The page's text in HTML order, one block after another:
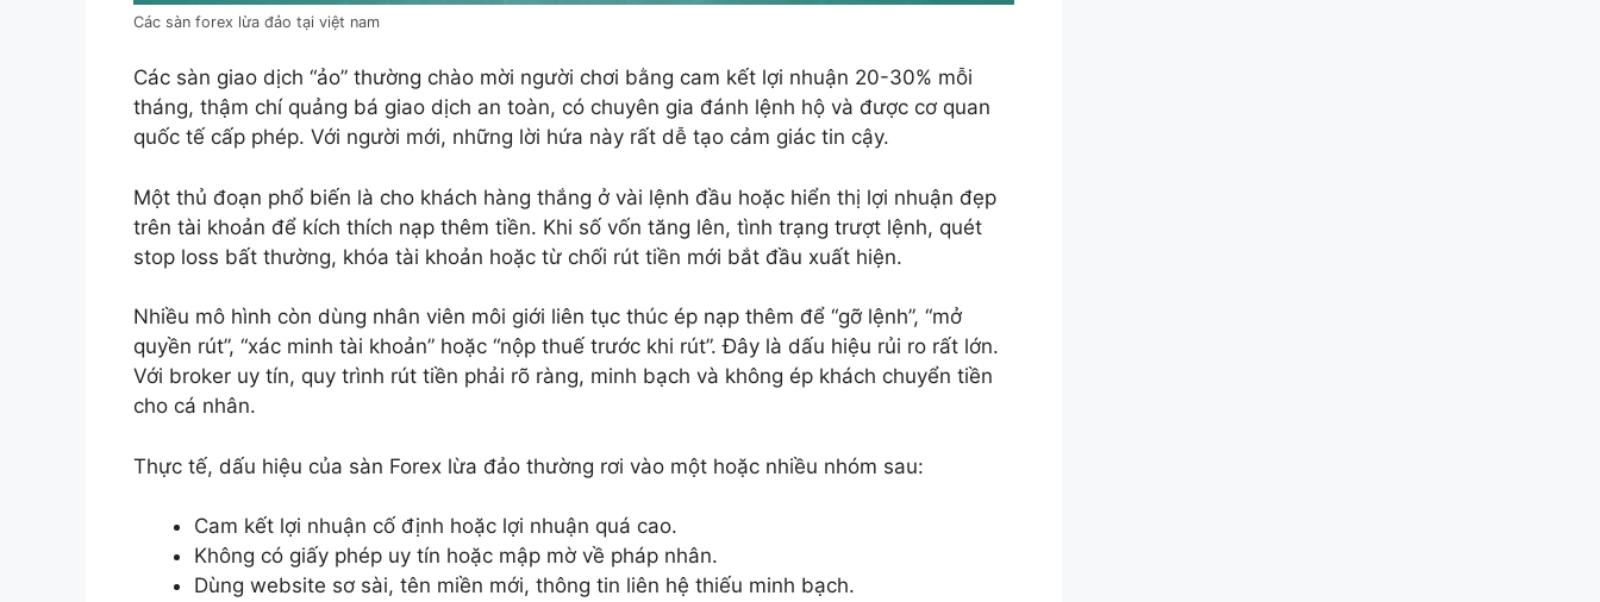
Các sàn forex lừa đảo tại việt nam
Các sàn giao dịch “ảo” thường chào mời người chơi bằng cam kết lợi nhuận 20-30% mỗi
tháng, thậm chí quảng bá giao dịch an toàn, có chuyên gia đánh lệnh hộ và được cơ quan
quốc tế cấp phép. Với người mới, những lời hứa này rất dễ tạo cảm giác tin cậy.
Một thủ đoạn phổ biến là cho khách hàng thắng ở vài lệnh đầu hoặc hiển thị lợi nhuận đẹp
trên tài khoản để kích thích nạp thêm tiền. Khi số vốn tăng lên, tình trạng trượt lệnh, quét
stop loss bất thường, khóa tài khoản hoặc từ chối rút tiền mới bắt đầu xuất hiện.
Nhiều mô hình còn dùng nhân viên môi giới liên tục thúc ép nạp thêm để “gỡ lệnh”, “mở
quyền rút”, “xác minh tài khoản” hoặc “nộp thuế trước khi rút”. Đây là dấu hiệu rủi ro rất lớn.
Với broker uy tín, quy trình rút tiền phải rõ ràng, minh bạch và không ép khách chuyển tiền
cho cá nhân.
Thực tế, dấu hiệu của sàn Forex lừa đảo thường rơi vào một hoặc nhiều nhóm sau:
Cam kết lợi nhuận cố định hoặc lợi nhuận quá cao.
Không có giấy phép uy tín hoặc mập mờ về pháp nhân.
Dùng website sơ sài, tên miền mới, thông tin liên hệ thiếu minh bạch.